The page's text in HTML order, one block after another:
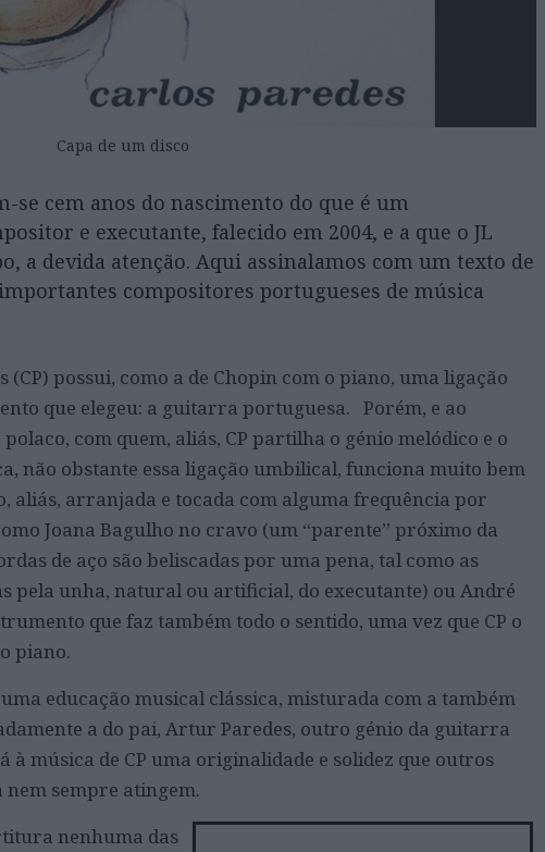
Capa de um disco
se cem anos do nascimento do que é um
e executante, falecido em 2004, e a que o JL
a devida atenção. Aqui assinalamos com um texto de
compositores portugueses de música
(CP) possui, como a de Chopin com o piano, uma ligação
que elegeu: a guitarra portuguesa. Porém, e ao
com quem, aliás, CP partilha o génio melódico e o
não obstante essa ligação umbilical, funciona muito bem
aliás, arranjada e tocada com alguma frequência por
Joana Bagulho no cravo (um “parente” próximo da
de aço são beliscadas por uma pena, tal como as
pela unha, natural ou artificial, do executante) ou André
que faz também todo o sentido, uma vez que CP o
piano.
educação musical clássica, misturada com a também
a do pai, Artur Paredes, outro génio da guitarra
à música de CP uma originalidade e solidez que outros
sempre atingem.
nenhuma das